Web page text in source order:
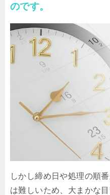
のです。
しかし締め日や処理の順
は難しいため、大まかな